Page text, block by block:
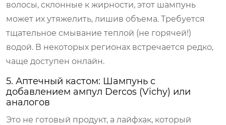
волосы, склонные к жирности, этот шампунь
может их утяжелить, лишив объема. Требуется
тщательное смывание теплой (не горячей!)
водой. В некоторых регионах встречается редко,
чаще доступен онлайн.
5. Аптечный кастом: Шампунь с
добавлением ампул Dercos (Vichy) или
аналогов
Это не готовый продукт, а лайфхак, который